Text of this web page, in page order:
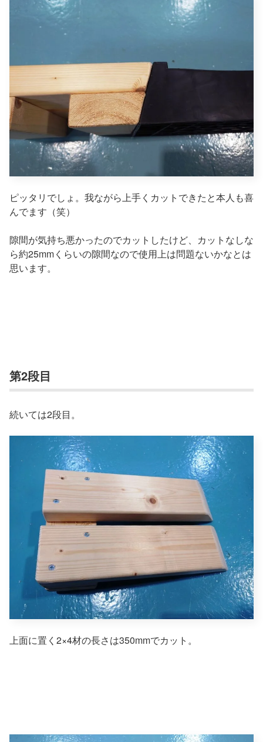
ピッタリでしょ。我ながら上手くカットできたと本人も喜
んでます（笑）
隙間が気持ち悪かったのでカットしたけど、カットなしな
ら約25mmくらいの隙間なので使用上は問題ないかなとは
思います。
第2段目
続いては2段目。
上面に置く2×4材の長さは350mmでカット。